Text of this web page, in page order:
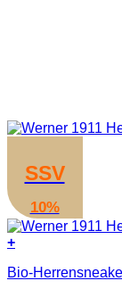
SSV
10%
+
Produkt
Bio-